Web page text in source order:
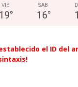
VIE
19°
SAB
16°
el ID del